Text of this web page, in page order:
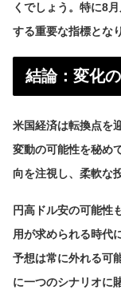
くでしょう。特に8
する重要な指標とな
結論：変化
米国経済は転換点を
変動の可能性を秘め
向を注視し、柔軟な
円高ドル安の可能性
用が求められる時代
予想は常に外れる可
に一つのシナリオに